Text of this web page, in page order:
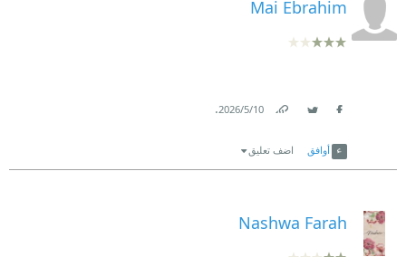
Mai Ebrahim
10‏/5‏/2026
.
أوافق اضف تعليق
Nashwa Farah